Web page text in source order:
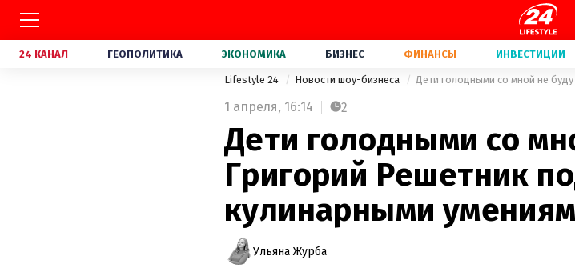
24 КАНАЛ ГЕОПОЛИТИКА ЭКОНОМИКА БИЗНЕС ФИНАНСЫ ИНВЕСТИЦИИ
Lifestyle 24 Новости шоу-бизнеса
1 апреля, 16:14 2
Дети голодными со
Григорий Решетник
кулинарными
Ульяна Журба